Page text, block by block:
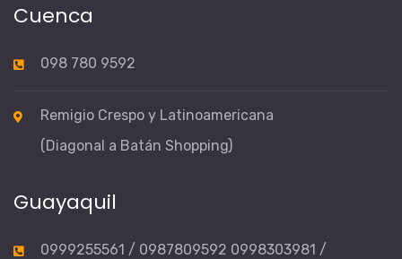
Cuenca
098 780 9592
Remigio Crespo y Latinoamericana
(Diagonal a Batán Shopping)
Guayaquil
0999255561 / 0987809592 0998303981 /